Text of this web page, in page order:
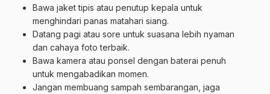
Bawa jaket tipis atau penutup kepala untuk
menghindari panas matahari siang.
Datang pagi atau sore untuk suasana lebih nyaman
dan cahaya foto terbaik.
Bawa kamera atau ponsel dengan baterai penuh
untuk mengabadikan momen.
Jangan membuang sampah sembarangan, jaga